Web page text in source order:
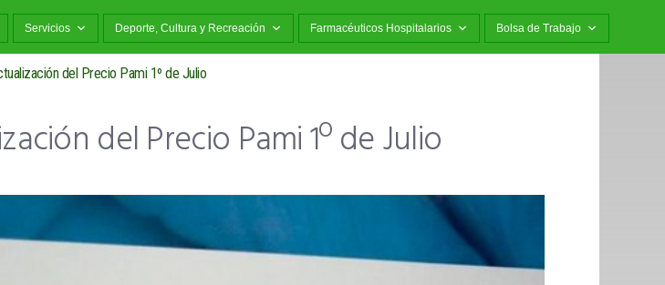
Servicios Deporte, Cultura y Recreación Farmacéuticos Hospitalarios Bolsa de Trabajo
del Precio Pami 1º de Julio
del Precio Pami 1º de Julio